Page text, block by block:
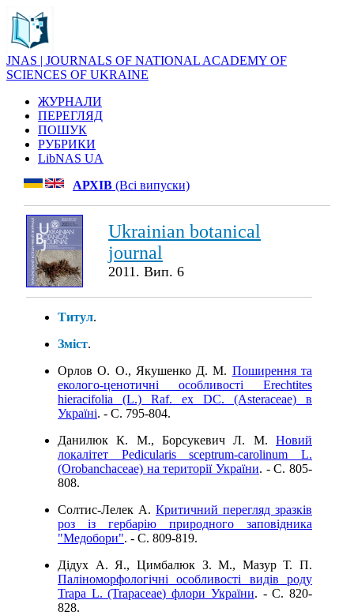
JNAS | JOURNALS OF NATIONAL ACADEMY OF
SCIENCES OF UKRAINE
ЖУРНАЛИ
ПЕРЕГЛЯД
ПОШУК
РУБРИКИ
LibNAS UA
АРХІВ (Всі випуски)
Ukrainian botanical
journal
2011. Вип. 6
Титул.
Зміст.
Орлов О. О., Якушенко Д. М. Поширення та
еколого-ценотичні особливості Erechtites
hieracifolia (L.) Raf. ex DC. (Asteraceae) в
Україні. - C. 795-804.
Данилюк К. М., Борсукевич Л. М. Новий
локалітет Pedicularis sceptrum-carolinum L.
(Orobanchaceae) на території України. - C. 805-
808.
Солтис-Лелек А. Критичний перегляд зразків
роз із гербарію природного заповідника
"Медобори". - C. 809-819.
Дідух А. Я., Цимбалюк З. М., Мазур Т. П.
Паліноморфологічні особливості видів роду
Trapa L. (Trapaceae) флори України. - C. 820-
828.